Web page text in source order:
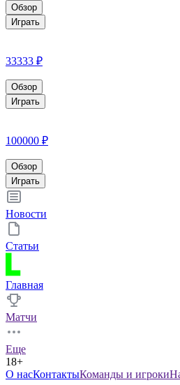
Обзор
Играть
33333 ₽
Обзор
Играть
100000 ₽
Обзор
Играть
Новости
Статьи
Главная
Матчи
Еще
18+
О насКонтактыКоманды и игроки